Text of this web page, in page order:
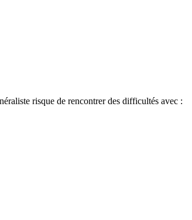
risque de rencontrer des difficultés avec :